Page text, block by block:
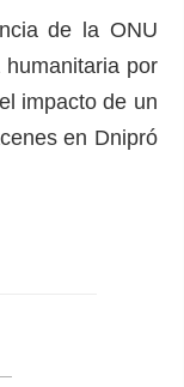
de la ONU
por
impacto de un
en Dnipró